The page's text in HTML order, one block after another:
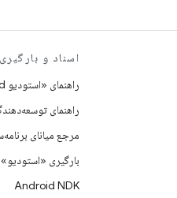
اسناد و
راهنمای «استودیو Android»
راهنمای
مرجع میانای
بارگیری «استودیو»
Android NDK